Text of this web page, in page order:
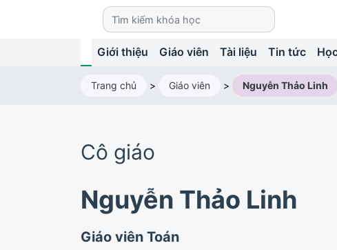
Giới thiệu Giáo viên Tài liệu Tin tức
Trang chủ > Giáo viên > Nguyễn Thảo Linh
Cô giáo
Nguyễn Thảo Linh
Giáo viên Toán